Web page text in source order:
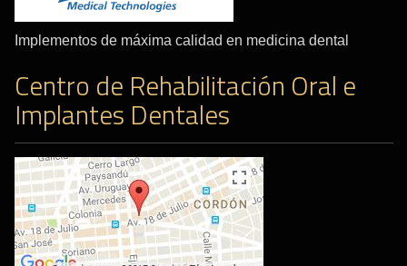
Implementos de máxima calidad en medicina dental
Centro de Rehabilitación Oral e
Implantes Dentales